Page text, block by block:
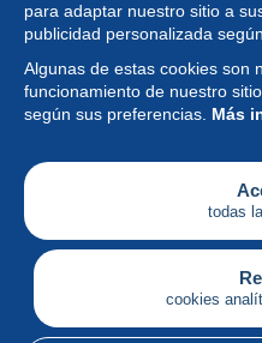
para adaptar nuestro sitio a
publicidad personalizada
Algunas de estas cookies son
funcionamiento de nuestro
según sus preferencias. Más
todas
cookies
Colección
Noticias
Funcionalidad
Empresa
Servicios
Escribir